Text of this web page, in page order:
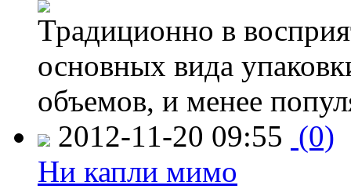
Традиционно в
основных вида
объемов, и менее
2012-11-20 09:55 (0)
Ни капли мимо